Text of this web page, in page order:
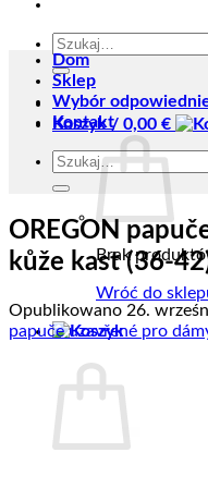
Szukaj:
Koszyk / 0,00 €
Brak
Wróć do
Dom
Sklep
Wybór
Kontakt
Szukaj:
OREGON
kůže kast (36-
Opublikowano 26.
papuče uzavřené pro